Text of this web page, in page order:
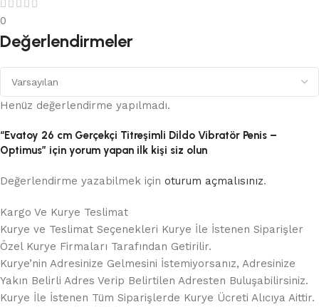
0
Değerlendirmeler
Henüz değerlendirme yapılmadı.
“Evatoy 26 cm Gerçekçi Titreşimli Dildo Vibratör Penis –
Optimus” için yorum yapan ilk kişi siz olun
Değerlendirme yazabilmek için oturum açmalısınız.
Kargo Ve Kurye Teslimat
Kurye ve Teslimat Seçenekleri Kurye İle İstenen Siparişler
Özel Kurye Firmaları Tarafından Getirilir.
Kurye’nin Adresinize Gelmesini İstemiyorsanız, Adresinize
Yakın Belirli Adres Verip Belirtilen Adresten Buluşabilirsiniz.
Kurye İle İstenen Tüm Siparişlerde Kurye Ücreti Alıcıya Aittir.